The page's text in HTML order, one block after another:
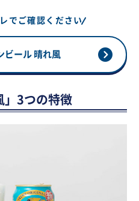
でご確認ください
ビール 晴れ風
」3つの特徴